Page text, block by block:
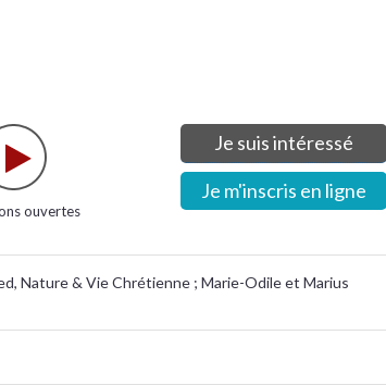
ouvertes
Je suis intéressé
Je m'inscris en ligne
Nature & Vie Chrétienne ; Marie-Odile et Marius